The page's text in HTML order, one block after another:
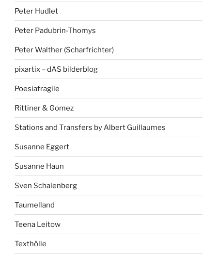
Peter Hudlet
Peter Padubrin-Thomys
Peter Walther (Scharfrichter)
pixartix – dAS bilderblog
Poesiafragile
Rittiner & Gomez
Stations and Transfers by Albert Guillaumes
Susanne Eggert
Susanne Haun
Sven Schalenberg
Taumelland
Teena Leitow
Texthölle